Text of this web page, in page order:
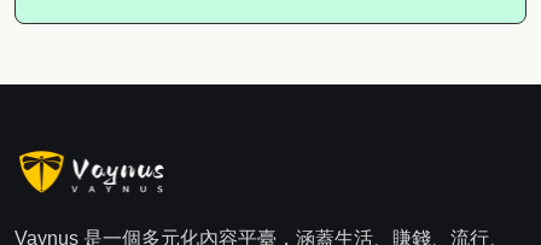
Vaynus 是一個多元化內容平臺，涵蓋生活、賺錢、流行、